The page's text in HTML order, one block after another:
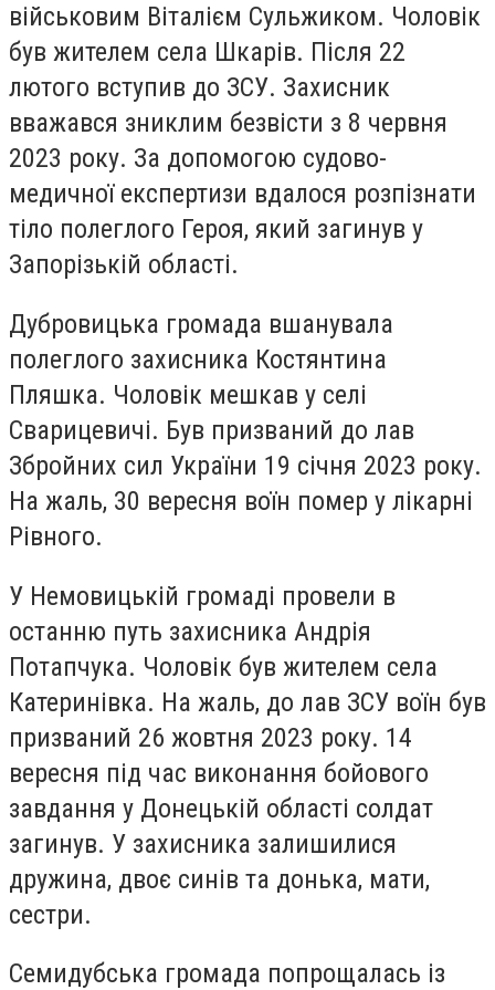
військовим Віталієм Сульжиком. Чоловік
був жителем села Шкарів. Після 22
лютого вступив до ЗСУ. Захисник
вважався зниклим безвісти з 8 червня
2023 року. За допомогою судово-
медичної експертизи вдалося розпізнати
тіло полеглого Героя, який загинув у
Запорізькій області.
Дубровицька громада вшанувала
полеглого захисника Костянтина
Пляшка. Чоловік мешкав у селі
Сварицевичі. Був призваний до лав
Збройних сил України 19 січня 2023 року.
На жаль, 30 вересня воїн помер у лікарні
Рівного.
У Немовицькій громаді провели в
останню путь захисника Андрія
Потапчука. Чоловік був жителем села
Катеринівка. На жаль, до лав ЗСУ воїн був
призваний 26 жовтня 2023 року. 14
вересня під час виконання бойового
завдання у Донецькій області солдат
загинув. У захисника залишилися
дружина, двоє синів та донька, мати,
сестри.
Семидубська громада попрощалась із